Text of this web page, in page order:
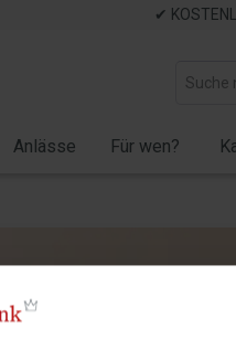
✔
Anlässe Für wen?